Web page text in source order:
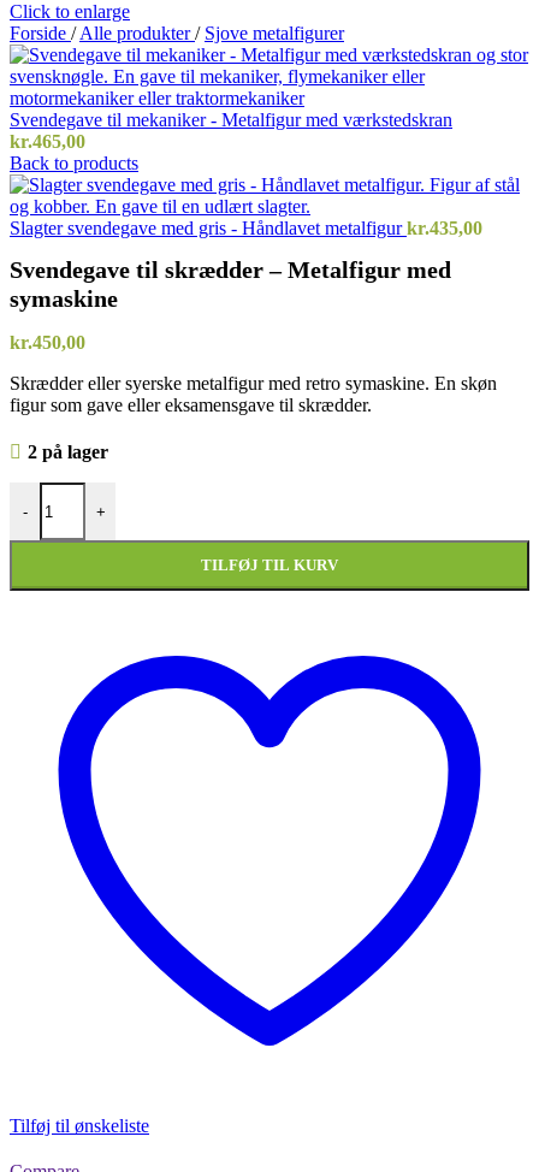
Click to enlarge
Forside / Alle produkter/ Sjove metalfigurer
Svendegave til mekaniker - Metalfigur med værkstedskran
kr.465,00
Back to products
Slagter svendegave med gris - Håndlavet metalfigurkr.435,00
Svendegave til skrædder – Metalfigur med
symaskine
kr.450,00
Skrædder eller syerske metalfigur med retro symaskine. En skøn
figur som gave eller eksamensgave til skrædder.
2 på lager
-
Svendegave til skrædder - Metalfigur med symaskine antal
+
TILFØJ TIL KURV
Tilføj til ønskeliste